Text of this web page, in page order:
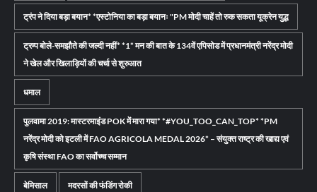
ट्रंप ने दिया बड़ा बयान* *एस्टोनिया का बड़ा बयानः "PM मोदी चाहें तो रुक सकता यूक्रेन युद्ध
ट्रम्प बोले-समझौते की जल्दी नहीं* *1* मन की बात के 134वें एपिसोड में प्रधानमंत्री नरेंद्र मोदी
ने खेल और खिलाड़ियों की चर्चा से शुरुआत
धमाल
पुलवामा 2019: मास्टरमाइंड POK में मारा गया* *#YOU_TOO_CAN_TOP* *PM
नरेंद्र मोदी को इटली में FAO AGRICOLA MEDAL 2026* – संयुक्त राष्ट्र की खाद्य एवं
कृषि संस्था FAO का सर्वोच्च सम्मान
बेमिसाल मदरसों की फंडिंग रोकी